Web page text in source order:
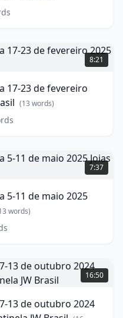
8:21
17-23 de fevereiro
(13 words)
7:37
5-11 de maio 2025
words)
16:50
13 de outubro 2024